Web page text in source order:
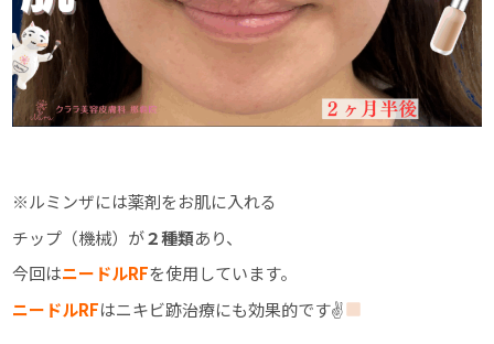
※ルミンザには薬剤をお肌に入れる
チップ（機械）が２種類あり、
今回はニードルRFを使用しています。
ニードルRFはニキビ跡治療にも効果的です✌